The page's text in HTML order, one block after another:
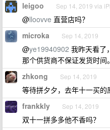
leigoo Sep 14, 2019 via
@lloovve 直营店吗？
microka Sep 14, 2019
@ye19940902 我昨天看了
那个供货商不保证发货时间。
zhkong Sep 14, 2019
等待拼夕夕，去年十一买
frankkly Sep 14, 2019
双十一拼多多他不香吗？